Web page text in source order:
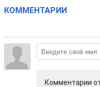
КОММЕНТАРИИ
Комментарии